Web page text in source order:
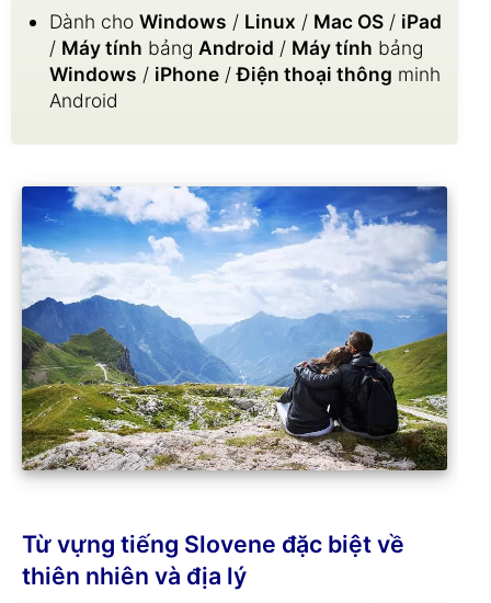
Dành cho Windows / Linux / Mac OS / iPad
/ Máy tính bảng Android / Máy tính bảng
Windows / iPhone /Điện thoại thông minh
Android
Từ vựng tiếng Slovene đặc biệt về
thiên nhiên và địa lý